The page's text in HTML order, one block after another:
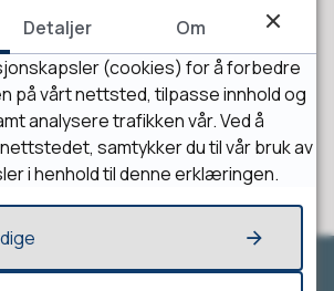
du det du lette etter?
Ja Nei
Detaljer
Om
(cookies) for å forbedre
på vårt nettsted, tilpasse innhold og
analysere trafikken vår. Ved å
samtykker du til vår bruk av
i henhold til denne erklæringen.